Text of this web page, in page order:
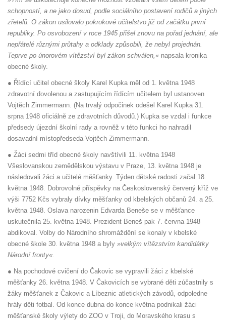
schopností, a ne jako dosud, podle sociálního postavení rodičů a jiných
zřetelů. O zákon usilovalo pokrokové učitelstvo již od začátku první
republiky. Po osvobození v roce 1945 přišel znovu na pořad jednání, ale
nepřátelé různými průtahy a odklady způsobili, že nebyl projednán.
Teprve po únorovém vítězství byl zákon schválen,« napsala kronika
obecné školy.
● Řídící učitel obecné školy Karel Kupka měl od 1. května 1948
zdravotní dovolenou a zastupujícím řídícím učitelem byl ustanoven
Vojtěch Zimmermann. (Na trvalý odpočinek odešel Karel Kupka 31.
srpna 1948 oficiálně ze zdravotních důvodů.) Kupka se vzdal i funkce
předsedy újezdní školní rady a rovněž v této funkci ho nahradil
dosavadní místopředseda Vojtěch Zimmermann.
● Žáci sedmi tříd obecné školy navštívili 11. května 1948
Všeslovanskou zemědělskou výstavu v Praze, 13. května 1948 je
následovali žáci a učitelé měšťanky. Týden dětské radosti začal 18.
května 1948. Dobrovolné příspěvky na Československý červený kříž ve
výši 7752 Kčs vybraly dívky měšťanky od kbelských občanů 24. a 25.
května 1948. Oslava narozenin Edvarda Beneše se v měšťance
uskutečnila 25. května 1948. Prezident Beneš pak 7. června 1948
abdikoval. Volby do Národního shromáždění se konaly v kbelské
obecné škole 30. května 1948 a byly »velkým vítězstvím kandidátky
Národní fronty«.
● Na pochodové cvičení do Čakovic se vypravili žáci z kbelské
měšťanky 26. května 1948. V Čakovicích se vybrané děti zúčastnily s
žáky měšťanek z Čakovic a Líbeznic atletických závodů, odpoledne
hrály děti fotbal. Od konce dubna do konce května podnikali žáci
měšťanské školy výlety do ZOO v Troji, do Moravského krasu s